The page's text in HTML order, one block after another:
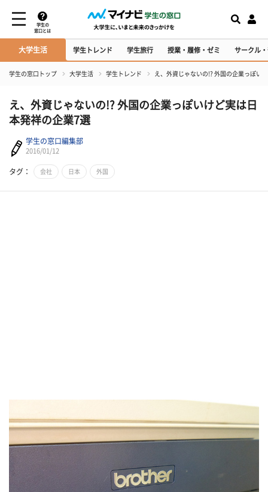
学生の
窓口とは
大学生活 学生トレンド 学生旅行 授業・履修・ゼミ サークル
学生の窓口トップ 大学生活 学生トレンド え、外資じゃないの!? 外国の企業っぽい
え、外資じゃないの!? 外国の企業っぽいけど実は日
本発祥の企業7選
学生の窓口編集部
2016/01/12
タグ： 会社 日本 外国